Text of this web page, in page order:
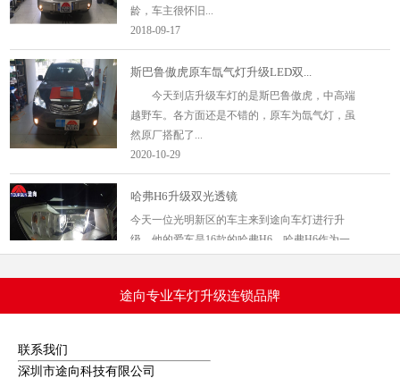
2018-09-17
斯巴鲁傲虎原车氙气灯升级LED双...
今天到店升级车灯的是斯巴鲁傲虎，中高端
越野车。各方面还是不错的，原车为氙气灯，虽
然原厂搭配了...
2020-10-29
哈弗H6升级双光透镜
今天一位光明新区的车主来到途向车灯进行升
级，他的爱车是16款的哈弗H6。哈弗H6作为一
款城市SUV车型，大...
2018-05-14
福克斯升级氙气灯+双光透镜改装案例
们反映，自家...
途向专业车灯升级连锁品牌
联系我们
深圳市途向科技有限公司